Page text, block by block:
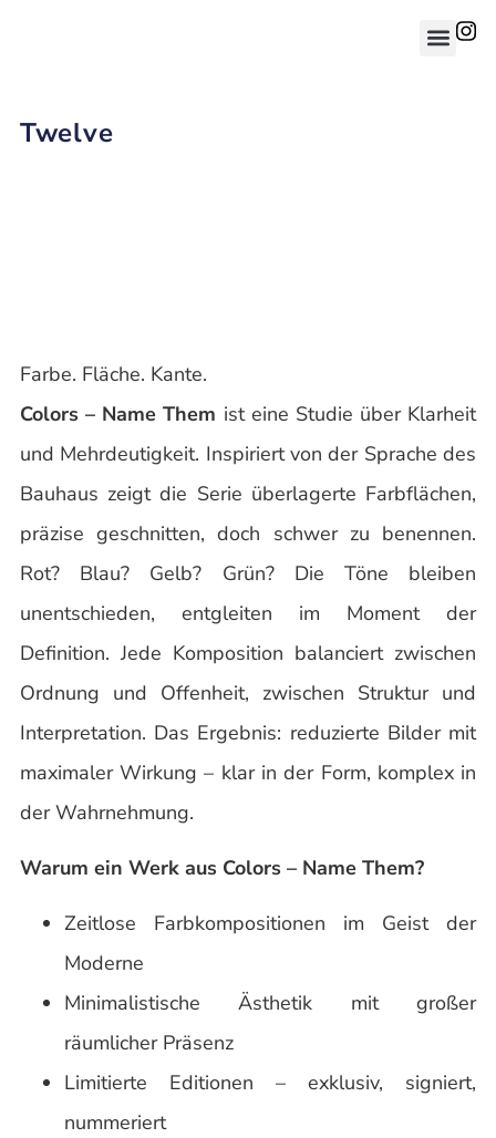
Twelve
Farbe. Fläche. Kante.
Colors – Name Them ist eine Studie über Klarheit
und Mehrdeutigkeit. Inspiriert von der Sprache des
Bauhaus zeigt die Serie überlagerte Farbflächen,
präzise geschnitten, doch schwer zu benennen.
Rot? Blau? Gelb? Grün? Die Töne bleiben
unentschieden, entgleiten im Moment der
Definition. Jede Komposition balanciert zwischen
Ordnung und Offenheit, zwischen Struktur und
Interpretation. Das Ergebnis: reduzierte Bilder mit
maximaler Wirkung – klar in der Form, komplex in
der Wahrnehmung.
Warum ein Werk aus Colors – Name Them?
Zeitlose Farbkompositionen im Geist der
Moderne
Minimalistische Ästhetik mit großer
räumlicher Präsenz
Limitierte Editionen – exklusiv, signiert,
nummeriert